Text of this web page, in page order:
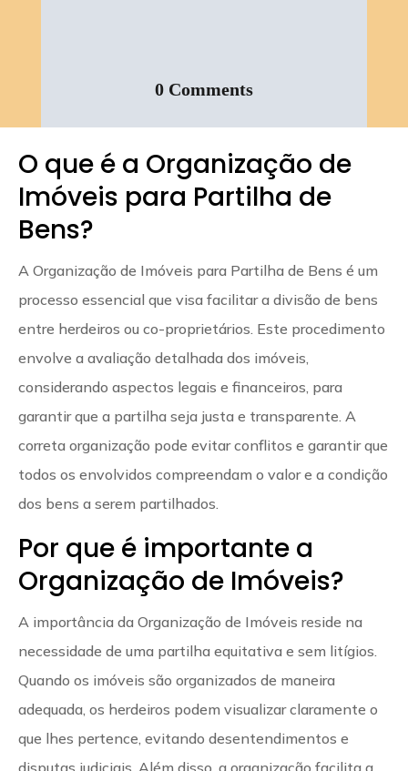
0 Comments
O que é a Organização de
Imóveis para Partilha de
Bens?
A Organização de Imóveis para Partilha de Bens é um
processo essencial que visa facilitar a divisão de bens
entre herdeiros ou co-proprietários. Este procedimento
envolve a avaliação detalhada dos imóveis,
considerando aspectos legais e financeiros, para
garantir que a partilha seja justa e transparente. A
correta organização pode evitar conflitos e garantir que
todos os envolvidos compreendam o valor e a condição
dos bens a serem partilhados.
Por que é importante a
Organização de Imóveis?
A importância da Organização de Imóveis reside na
necessidade de uma partilha equitativa e sem litígios.
Quando os imóveis são organizados de maneira
adequada, os herdeiros podem visualizar claramente o
que lhes pertence, evitando desentendimentos e
disputas judiciais. Além disso, a organização facilita a